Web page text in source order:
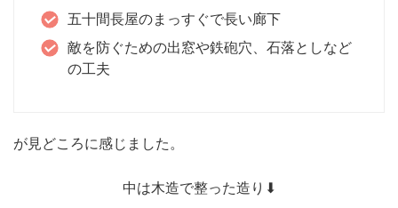
五十間長屋のまっすぐで長い廊下
敵を防ぐための出窓や鉄砲穴、石落としなど
の工夫
が見どころに感じました。
中は木造で整った造り⬇︎